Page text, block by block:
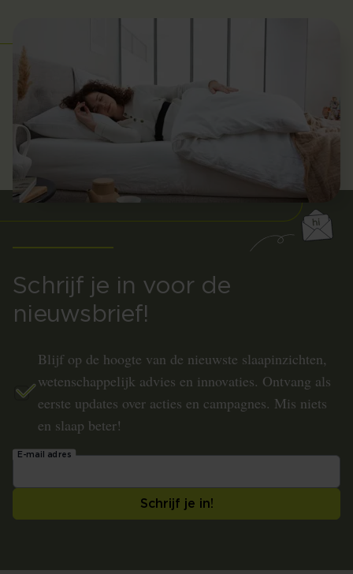
Schrijf je in voor de
nieuwsbrief!
Blijf op de hoogte van de nieuwste slaapinzichten,
wetenschappelijk advies en innovaties. Ontvang als
eerste updates over acties en campagnes. Mis niets
en slaap beter!
E-mail adres
Schrijf je in!